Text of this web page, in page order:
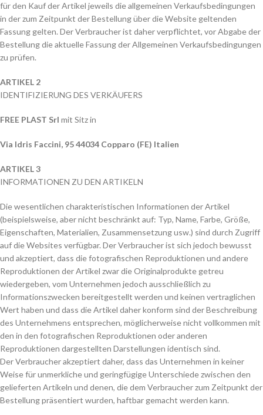
für den Kauf der Artikel jeweils die allgemeinen Verkaufsbedingungen
in der zum Zeitpunkt der Bestellung über die Website geltenden
Fassung gelten. Der Verbraucher ist daher verpflichtet, vor Abgabe der
Bestellung die aktuelle Fassung der Allgemeinen Verkaufsbedingungen
zu prüfen.
ARTIKEL 2
IDENTIFIZIERUNG DES VERKÄUFERS
FREE PLAST Srl mit Sitz in
Via Idris Faccini, 95 44034 Copparo (FE) Italien
ARTIKEL 3
INFORMATIONEN ZU DEN ARTIKELN
Die wesentlichen charakteristischen Informationen der Artikel
(beispielsweise, aber nicht beschränkt auf: Typ, Name, Farbe, Größe,
Eigenschaften, Materialien, Zusammensetzung usw.) sind durch Zugriff
auf die Websites verfügbar. Der Verbraucher ist sich jedoch bewusst
und akzeptiert, dass die fotografischen Reproduktionen und andere
Reproduktionen der Artikel zwar die Originalprodukte getreu
wiedergeben, vom Unternehmen jedoch ausschließlich zu
Informationszwecken bereitgestellt werden und keinen vertraglichen
Wert haben und dass die Artikel daher konform sind der Beschreibung
des Unternehmens entsprechen, möglicherweise nicht vollkommen mit
den in den fotografischen Reproduktionen oder anderen
Reproduktionen dargestellten Darstellungen identisch sind.
Der Verbraucher akzeptiert daher, dass das Unternehmen in keiner
Weise für unmerkliche und geringfügige Unterschiede zwischen den
gelieferten Artikeln und denen, die dem Verbraucher zum Zeitpunkt der
Bestellung präsentiert wurden, haftbar gemacht werden kann.